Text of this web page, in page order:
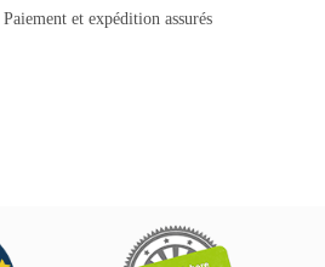
Paiement et expédition assurés